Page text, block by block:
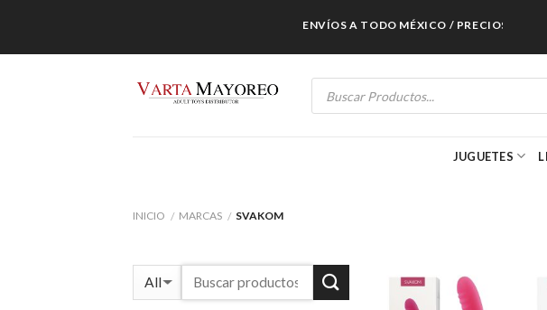
content
ENVÍOS A TODO MÉXICO / PRECIOS
Products
search
JUGUETES
INICIO / MARCAS / SVAKOM